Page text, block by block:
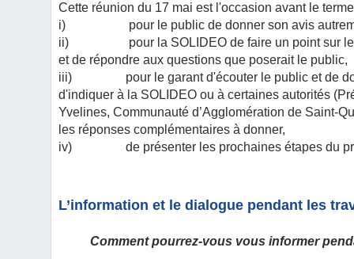
Cette réunion du 17 mai est l'occasion avant le
i) pour le public de donner son avis
ii) pour la SOLIDEO de faire un point sur les
et de répondre aux questions que poserait le public,
iii) pour le garant d'écouter le public et de
d'indiquer à la SOLIDEO ou à certaines autorités
Yvelines, Communauté d’Agglomération de Saint-
les réponses complémentaires à donner,
iv) de présenter les prochaines étapes du
L’information et le dialogue pendant les
Comment pourrez-vous vous informer